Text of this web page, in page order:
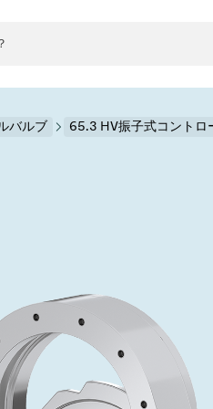
を見る
9月 2, 2026 イベント情報
Semicon Taiwan 2026
真空ゲートバルブ
真空アングルバルブ、インライ
真空バタフライバルブ
真空振り子式バルブ
真空モジュール
基板搬送
サブファブシステム
スパッタリング
薄膜封止(CVD)
OLED 蒸着
科学機器と医学
コーティング
産業分野
真空輸送
バッテリー製造
結晶成長
発電
サブファブシステム
高エネルギー物理学
標準修理サービス
固定価格修理サービス
VATサービスセンター
Shares and debt
コーポレートガバナンス
General Meeting
Event calendar
バルブ 65.3 HV振子式コントロ